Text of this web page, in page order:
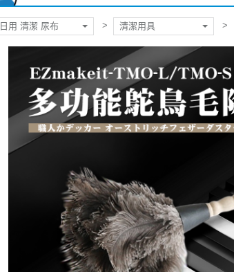
日用 清潔 尿布 清潔用具